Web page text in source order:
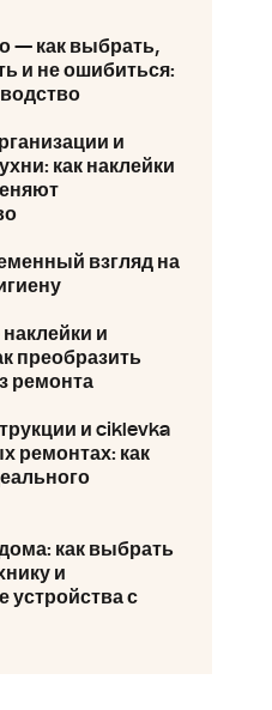
— как выбрать,
и не ошибиться:
и
как наклейки
взгляд на
и
преобразить
ремонта
и ciklevka
ремонтах: как
как выбрать
и
устройства с